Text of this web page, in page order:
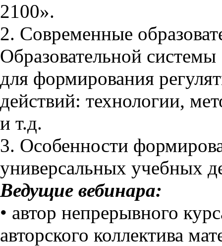
2100».
2. Современные
Образовательной
для формирования
действий: технологии,
и т.д.
3. Особенности
универсальных учебных
Ведущие вебинара:
• автор непрерывного
авторского коллектива